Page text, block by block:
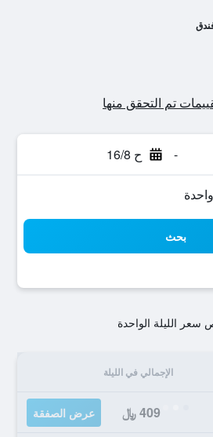
- ح 16/8
بحث
سعر الليلة الواحدة
الإجمالي في الليلة
409 ﷼ عرض الصفقة